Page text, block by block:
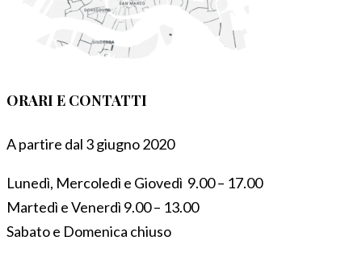
ORARI E CONTATTI
A partire dal 3 giugno 2020
Lunedì, Mercoledì e Giovedì 9.00 – 17.00
Martedì e Venerdì 9.00 – 13.00
Sabato e Domenica chiuso